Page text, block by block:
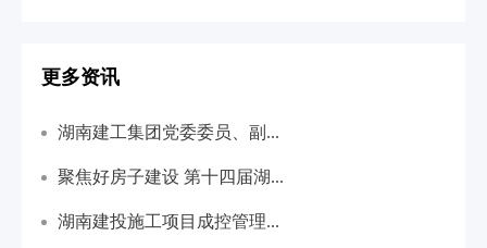
更多资讯
湖南建工集团党委委员、副...
聚焦好房子建设 第十四届湖...
湖南建投施工项目成控管理...